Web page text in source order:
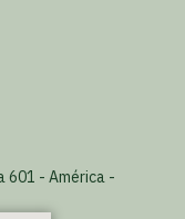
601 - América -